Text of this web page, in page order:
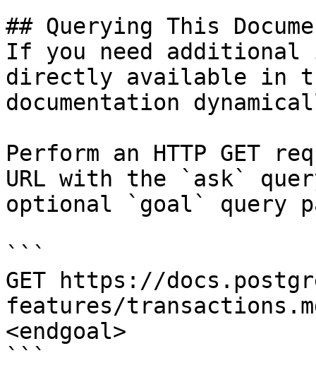
## Querying This
If you need
directly available in
documentation
Perform an HTTP GET
URL with the `ask`
optional `goal` query
```
GET https://
features/
<endgoal>
```